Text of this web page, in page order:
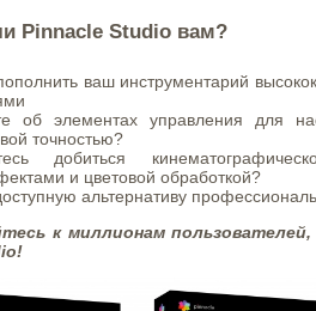
Pinnacle Studio вам?
ваш инструментарий
об элементах управления для
точностью?
добиться
и цветовой обработкой?
альтернативу
к миллионам